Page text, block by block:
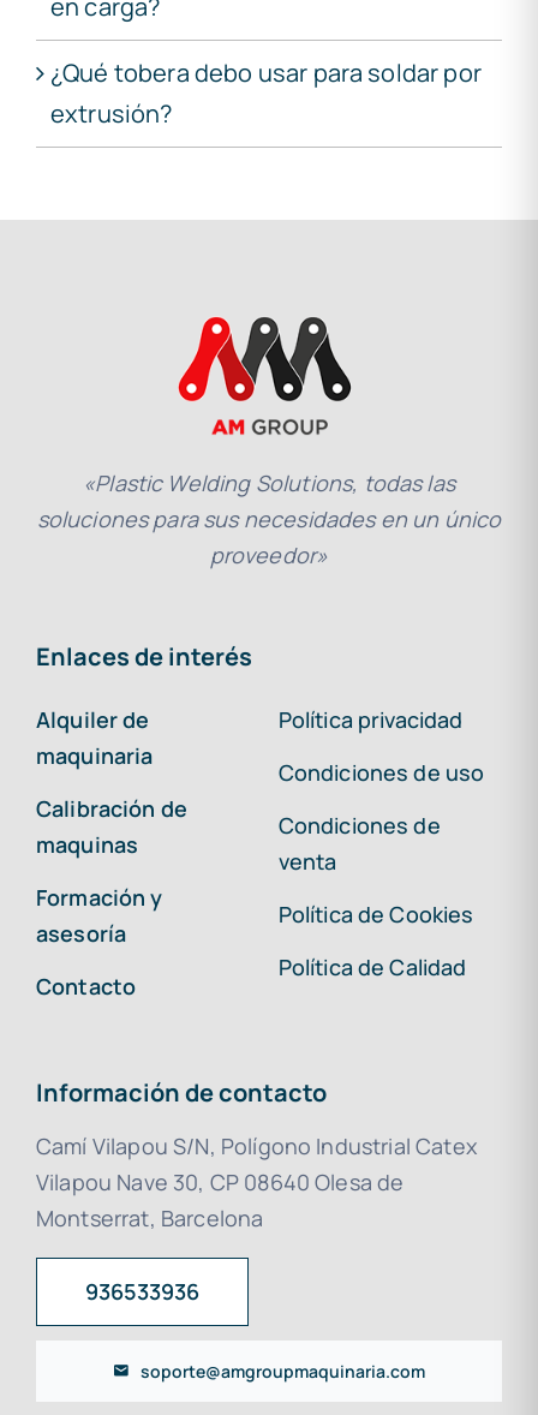
¿Qué tobera debo usar para soldar por
extrusión?
«Plastic Welding Solutions, todas las
soluciones para sus necesidades en un único
proveedor»
Enlaces de interés
Alquiler de
maquinaria
Calibración de
maquinas
Formación y
asesoría
Contacto
Política privacidad
Condiciones de uso
Condiciones de
venta
Política de Cookies
Política de Calidad
Información de contacto
Camí Vilapou S/N, Polígono Industrial Catex
Vilapou Nave 30, CP 08640 Olesa de
Montserrat, Barcelona
936533936
soporte@amgroupmaquinaria.com